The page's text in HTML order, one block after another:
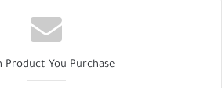
Product You Purchase